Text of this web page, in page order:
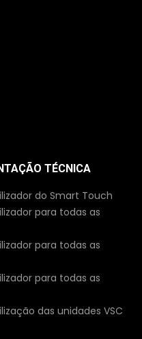
TÉCNICA
do Smart Touch
para todas as
para todas as
para todas as
das unidades VSC